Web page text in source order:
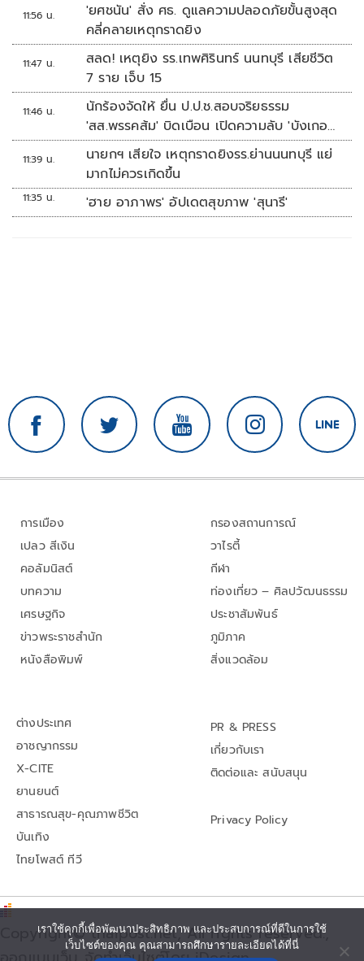
11:56 น.
'ยศชนัน' สั่ง ศธ. ดูแลความปลอดภัยขั้นสูงสุด
คลี่คลายเหตุกราดยิง
11:47 น.
สลด! เหตุยิง รร.เทพศิรินทร์ นนทบุรี เสียชีวิต
7 ราย เจ็บ 15
11:46 น.
นักร้องจัดให้ ยื่น ป.ป.ช.สอบจริยธรรม
'สส.พรรคส้ม' บิดเบือน เปิดความลับ 'บังเกอร์
ทหาร'
11:39 น.
นายกฯ เสียใจ เหตุกราดยิงรร.ย่านนนทบุรี แย่
มากไม่ควรเกิดขึ้น
11:35 น. 'ฮาย อาภาพร' อัปเดตสุขภาพ 'สุนารี'
การเมือง
เปลว สีเงิน
คอลัมนิสต์
บทความ
เศรษฐกิจ
ข่าวพระราชสำนัก
หนังสือพิมพ์
กรองสถานการณ์
วาไรตี้
กีฬา
ท่องเที่ยว – ศิลปวัฒนธรรม
ประชาสัมพันธ์
ภูมิภาค
สิ่งแวดล้อม
ต่างประเทศ
อาชญากรรม
X-CITE
ยานยนต์
สาธารณสุข-คุณภาพชีวิต
บันเทิง
ไทยโพสต์ ทีวี
PR & PRESS
เกี่ยวกับเรา
ติดต่อและ สนับสนุน
Privacy Policy
Copyright© thaipost.net, All rights reserved.,
เราใช้คุกกี้เพื่อพัฒนาประสิทธิภาพ และประสบการณ์ที่ดีในการใช้
เว็บไซต์ของคุณ คุณสามารถศึกษารายละเอียดได้ที่นี่